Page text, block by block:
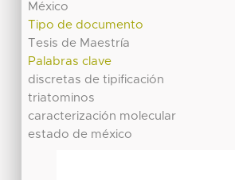
México
Tipo de documento
Tesis de Maestría
Palabras clave
discretas de tipificación
triatominos
caracterización molecular
estado de méxico